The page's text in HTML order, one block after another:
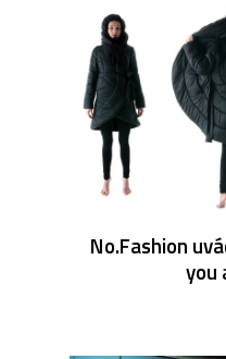
No.Fashion
you